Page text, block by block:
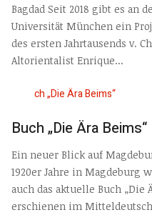
Bagdad Seit 2018 gibt es
Universität München ein
des ersten Jahrtausends v.
Altorientalist Enrique...
Buch „Die Ära Beims“
Ein neuer Blick auf
1920er Jahre in Magdeburg
auch das aktuelle Buch „Die
erschienen im